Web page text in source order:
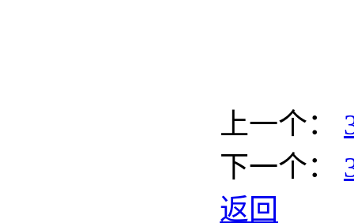
上一个：
下一个：
返回